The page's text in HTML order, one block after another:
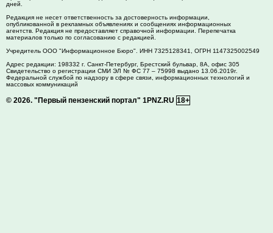
дней.
Редакция не несет ответственность за достоверность информации,
опубликованной в рекламных объявлениях и сообщениях информационных
агентств. Редакция не предоставляет справочной информации. Перепечатка
материалов только по согласованию с редакцией.
Учредитель ООО "Информационное Бюро". ИНН 7325128341, ОГРН 1147325002549
Адрес редакции: 198332 г. Санкт-Петербург, Брестский бульвар, 8А, офис 305
Свидетельство о регистрации СМИ ЭЛ № ФС 77 – 75998 выдано 13.06.2019г.
Федеральной службой по надзору в сфере связи, информационных технологий и
массовых коммуникаций
© 2026. "Первый пензенский портал" 1PNZ.RU 18+